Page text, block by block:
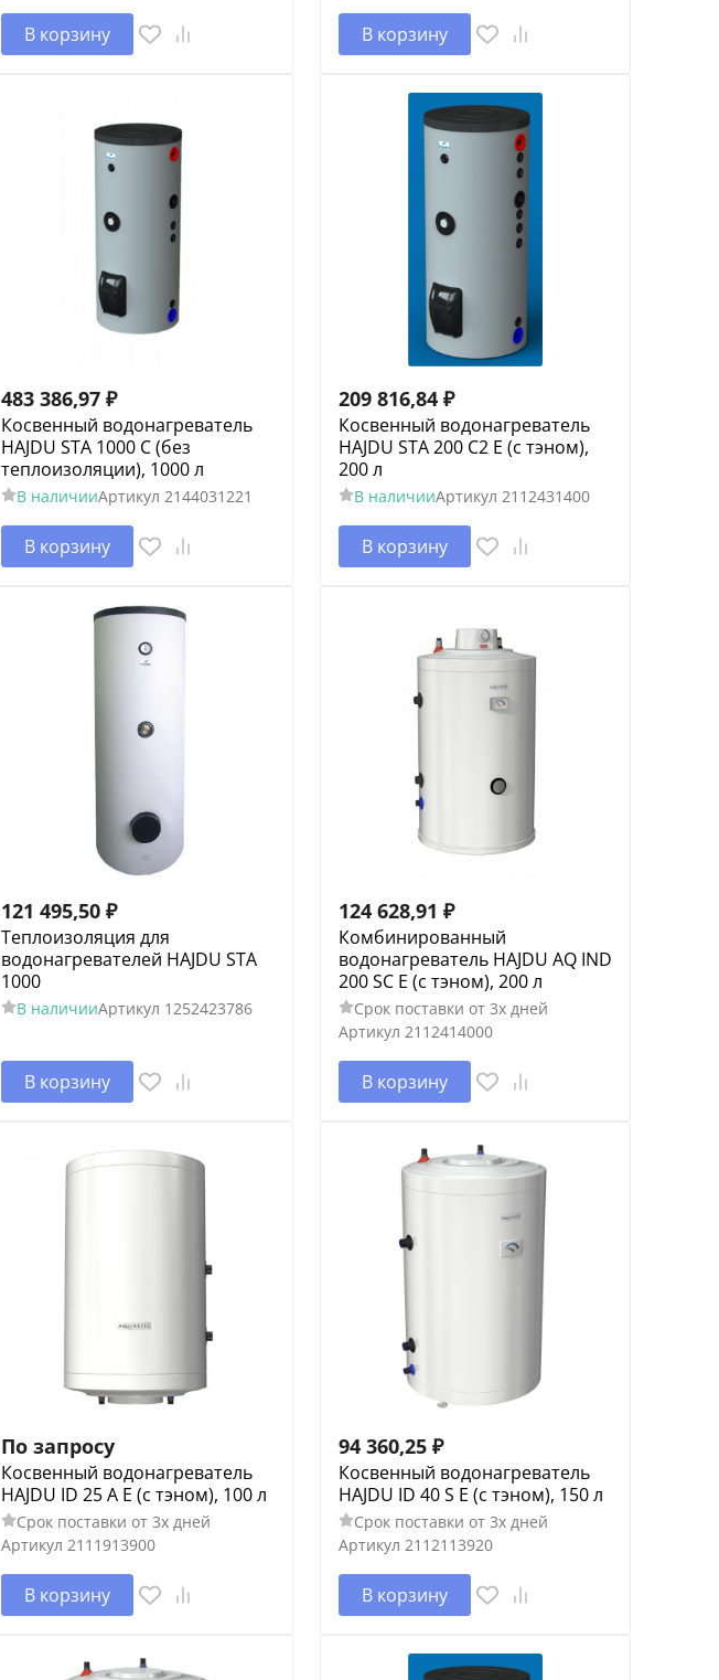
В корзину В корзину
483 386,97 ₽
Косвенный водонагреватель
HAJDU STA 1000 С (без
теплоизоляции), 1000 л
В наличииАртикул 2144031221
В корзину
209 816,84 ₽
Косвенный водонагреватель
HAJDU STA 200 С2 E (c тэном),
200 л
В наличииАртикул 2112431400
В корзину
121 495,50 ₽
Теплоизоляция для
водонагревателей HAJDU STA
1000
В наличииАртикул 1252423786
В корзину
124 628,91 ₽
Комбинированный
водонагреватель HAJDU AQ IND
200 SC E (c тэном), 200 л
Срок поставки от 3х дней
Артикул 2112414000
В корзину
По запросу
Косвенный водонагреватель
HAJDU ID 25 A E (c тэном), 100 л
Срок поставки от 3х дней
Артикул 2111913900
В корзину
94 360,25 ₽
Косвенный водонагреватель
HAJDU ID 40 S E (c тэном), 150 л
Срок поставки от 3х дней
Артикул 2112113920
В корзину